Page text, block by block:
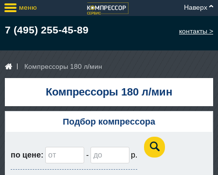
меню Наверх
7 (495) 255-45-89 контакты >
Компрессоры 180 л/мин
Компрессоры 180 л/мин
Подбор компрессора
по цене: -